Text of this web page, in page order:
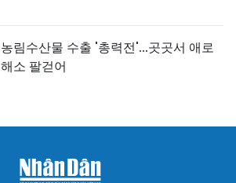
농림수산물 수출 '총력전'...곳곳서 애로
해소 팔걷어